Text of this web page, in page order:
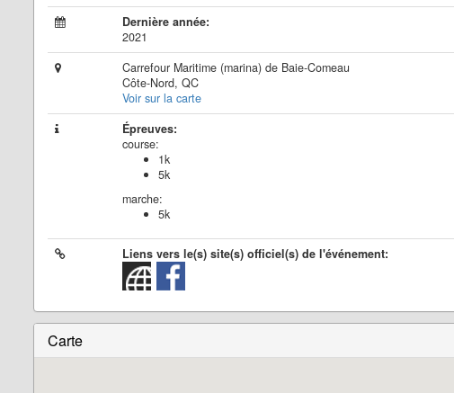
Dernière année:
2021
Carrefour Maritime (marina) de Baie-Comeau
Côte-Nord, QC
Voir sur la carte
Épreuves:
course:
1k
5k
marche:
5k
Liens vers le(s) site(s) officiel(s) de l'événement:
Carte